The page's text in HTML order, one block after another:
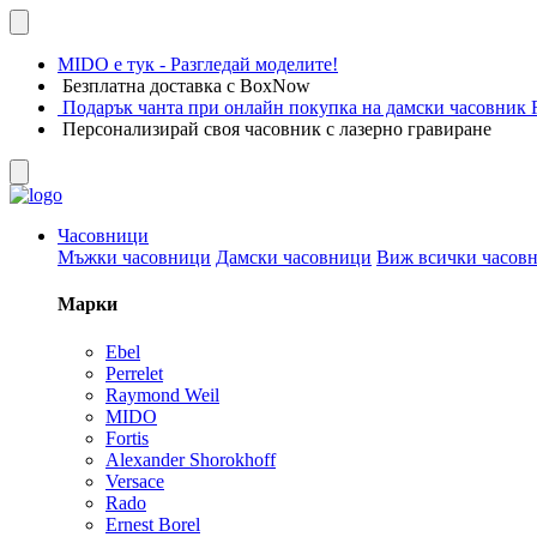
MIDO е тук - Разгледай моделите!
Безплатна доставка с BoxNow
Подарък чанта при онлайн покупка на дамски часовник
Персонализирай своя часовник с лазерно гравиране
Часовници
Мъжки часовници Дамски часовници Виж всички
Марки
Ebel
Perrelet
Raymond Weil
MIDO
Fortis
Alexander Shorokhoff
Versace
Rado
Ernest Borel